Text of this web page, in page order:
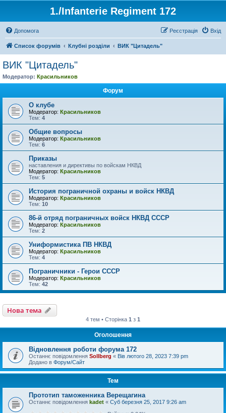
1./Infanterie Regiment 172
Допомога Вхід
Реєстрація
Список форумів Клубні розділи ВИК "Цитадель"
ВИК "Цитадель"
Модератор: Красильников
Форум
О клубе
Модератор: Красильников
Тем: 4
Общие вопросы
Модератор: Красильников
Тем: 6
Приказы
наставления и директивы по войскам НКВД
Модератор: Красильников
Тем: 5
История пограничной охраны и войск НКВД
Модератор: Красильников
Тем: 10
86-й отряд пограничных войск НКВД СССР
Модератор: Красильников
Тем: 2
Униформистика ПВ НКВД
Модератор: Красильников
Тем: 4
Пограничники - Герои СССР
Модератор: Красильников
Тем: 42
Нова тема
4 тем • Сторінка 1 з 1
Оголошення
Відновлення роботи форума 172
Останнє повідомлення Sollberg « Вів лютого 28, 2023 7:39 pm
Додано в Форум/Сайт
Тем
Прототип таможенника Верещагина
Останнє повідомлення kadet « Суб березня 25, 2017 9:26 am